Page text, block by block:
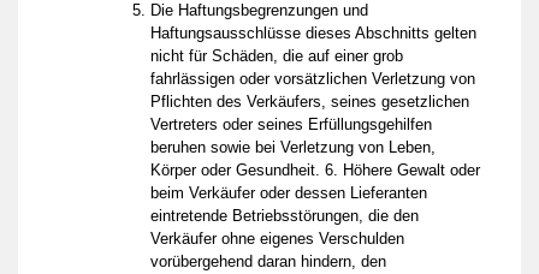
Die Haftungsbegrenzungen und
Haftungsausschlüsse dieses Abschnitts gelten
nicht für Schäden, die auf einer grob
fahrlässigen oder vorsätzlichen Verletzung von
Pflichten des Verkäufers, seines gesetzlichen
Vertreters oder seines Erfüllungsgehilfen
beruhen sowie bei Verletzung von Leben,
Körper oder Gesundheit. 6. Höhere Gewalt oder
beim Verkäufer oder dessen Lieferanten
eintretende Betriebsstörungen, die den
Verkäufer ohne eigenes Verschulden
vorübergehend daran hindern, den